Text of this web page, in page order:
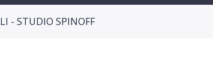
- STUDIO SPINOFF